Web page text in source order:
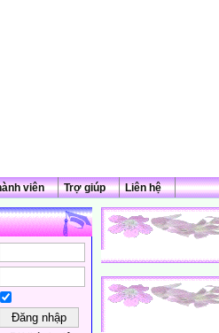
viên Trợ giúp Liên hệ